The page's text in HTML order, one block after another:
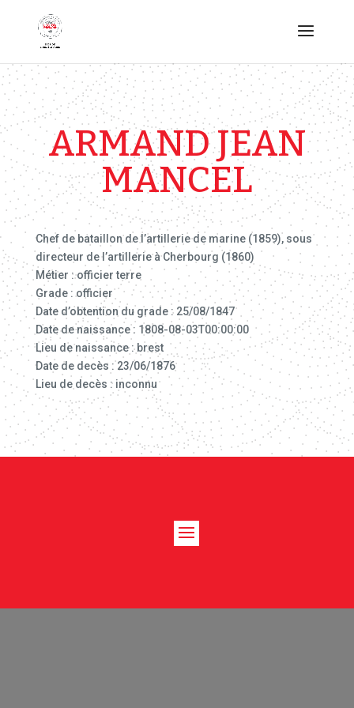
ARMAND JEAN
MANCEL
Chef de bataillon de l’artillerie de marine (1859), sous
directeur de l’artillerie à Cherbourg (1860)
Métier : officier terre
Grade : officier
Date d’obtention du grade : 25/08/1847
Date de naissance : 1808-08-03T00:00:00
Lieu de naissance : brest
Date de decès : 23/06/1876
Lieu de decès : inconnu